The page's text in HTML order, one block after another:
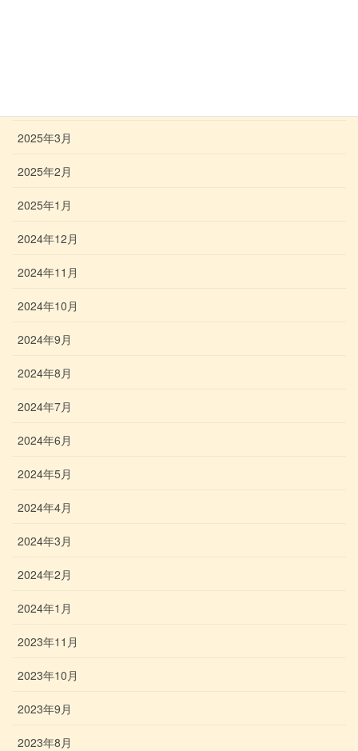
2025年3月
2025年2月
2025年1月
2024年12月
2024年11月
2024年10月
2024年9月
2024年8月
2024年7月
2024年6月
2024年5月
2024年4月
2024年3月
2024年2月
2024年1月
2023年11月
2023年10月
2023年9月
2023年8月